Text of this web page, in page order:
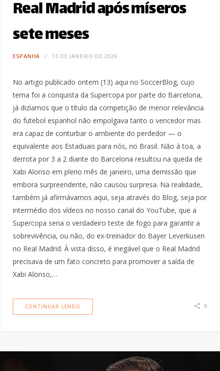
Real Madrid após míseros
sete meses
ESPANHA 13 DE JANEIRO DE 2026
No artigo publicado ontem (13) aqui no SoccerBlog, cujo
tema foi a conquista da Supercopa por parte do Barcelona,
já dizíamos que o título da competição de menor relevância
do futebol espanhol não empolgava tanto o vencedor mas
era capaz de conturbar o ambiente do perdedor — o
equivalente aos Estaduais para nós, no Brasil. Não à toa, a
derrota por 3 a 2 diante do Barcelona resultou na queda de
Xabi Alonso em pleno mês de janeiro, uma demissão que
embora surpreendente, não causou surpresa. Na realidade,
também já afirmávamos aqui, seja através do Blog, seja por
intermédio dos vídeos no nosso canal do YouTube, que a
Supercopa seria o verdadeiro teste de fogo para garantir a
sobrevivência, ou não, do ex-treinador do Bayer Leverkusen
no Real Madrid. À vista disso, é inegável que o Real Madrid
precisava de um fato concreto para promover a saída de
Xabi Alonso,…
CONTINUAR LENDO 0